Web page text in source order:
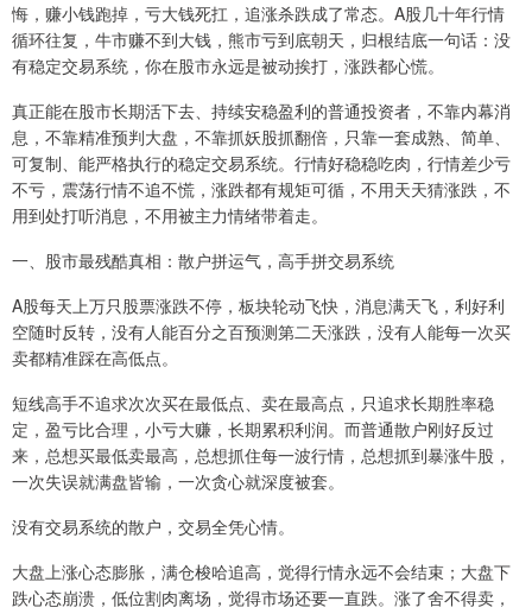
悔，赚小钱跑掉，亏大钱死扛，追涨杀跌成了常态。A股几十年行情
循环往复，牛市赚不到大钱，熊市亏到底朝天，归根结底一句话：没
有稳定交易系统，你在股市永远是被动挨打，涨跌都心慌。
真正能在股市长期活下去、持续安稳盈利的普通投资者，不靠内幕消
息，不靠精准预判大盘，不靠抓妖股抓翻倍，只靠一套成熟、简单、
可复制、能严格执行的稳定交易系统。行情好稳稳吃肉，行情差少亏
不亏，震荡行情不追不慌，涨跌都有规矩可循，不用天天猜涨跌，不
用到处打听消息，不用被主力情绪带着走。
一、股市最残酷真相：散户拼运气，高手拼交易系统
A股每天上万只股票涨跌不停，板块轮动飞快，消息满天飞，利好利
空随时反转，没有人能百分之百预测第二天涨跌，没有人能每一次买
卖都精准踩在高低点。
短线高手不追求次次买在最低点、卖在最高点，只追求长期胜率稳
定，盈亏比合理，小亏大赚，长期累积利润。而普通散户刚好反过
来，总想买最低卖最高，总想抓住每一波行情，总想抓到暴涨牛股，
一次失误就满盘皆输，一次贪心就深度被套。
没有交易系统的散户，交易全凭心情。
大盘上涨心态膨胀，满仓梭哈追高，觉得行情永远不会结束；大盘下
跌心态崩溃，低位割肉离场，觉得市场还要一直跌。涨了舍不得卖，